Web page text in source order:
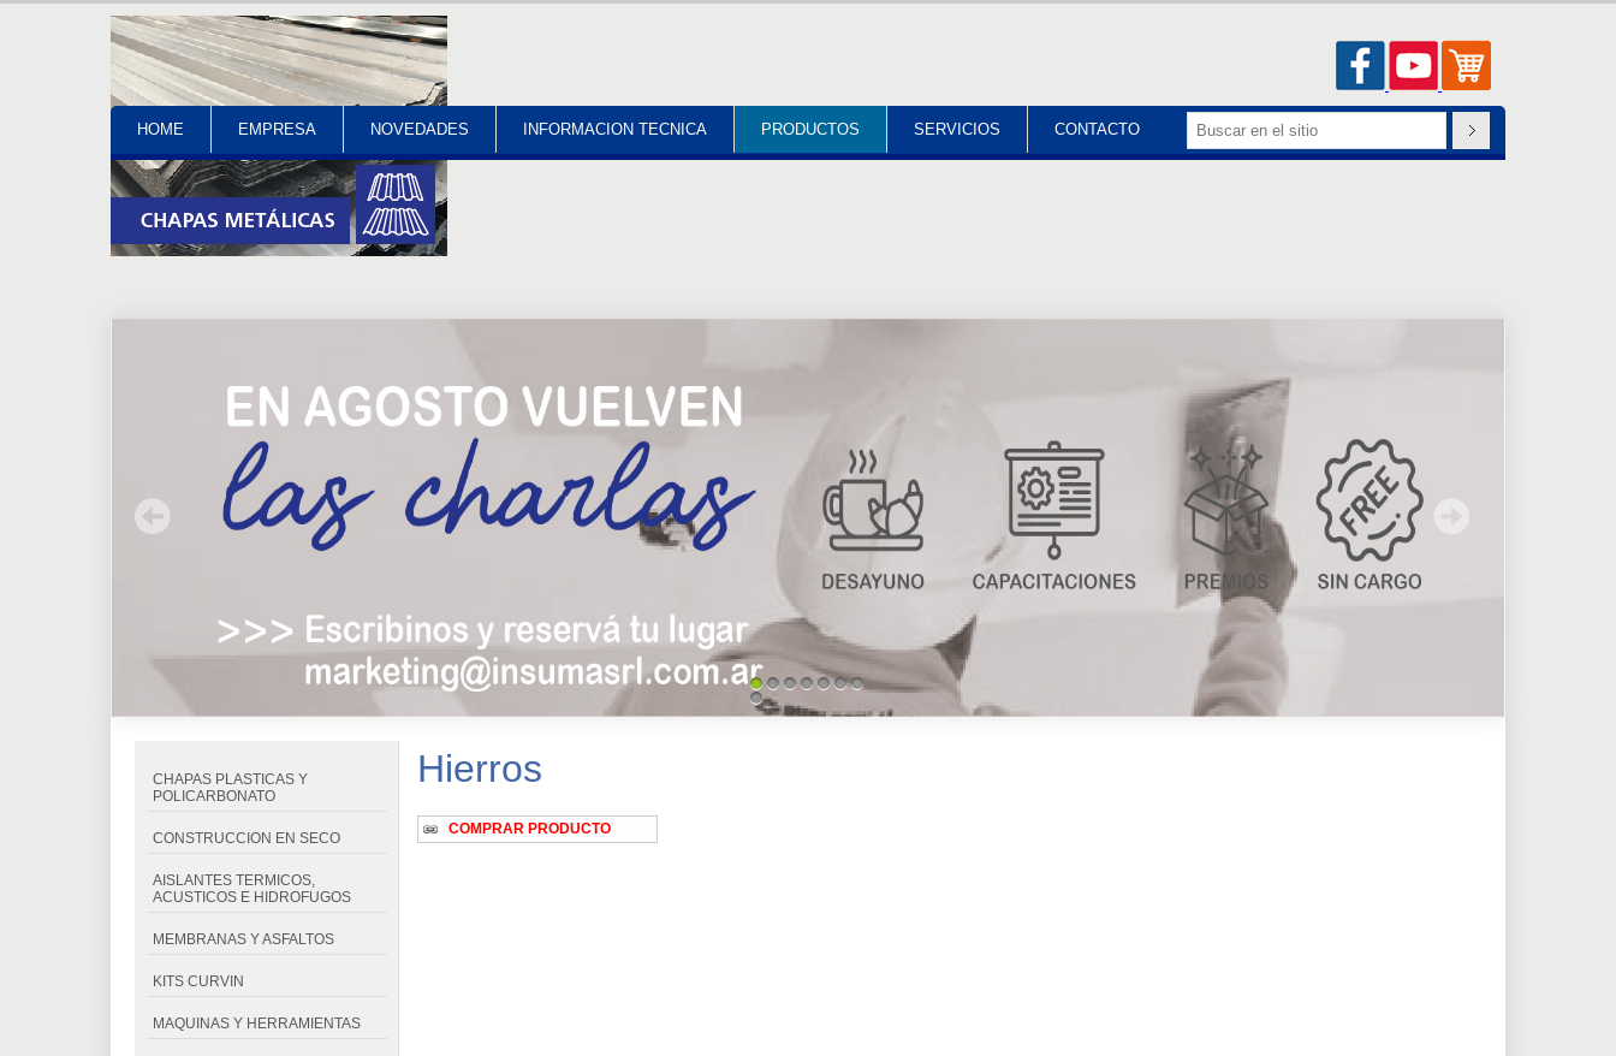
HOME EMPRESA NOVEDADES INFORMACION TECNICA PRODUCTOS SERVICIOS CONTACTO
1 2
8
Hierros
COMPRAR PRODUCTO
CHAPAS PLASTICAS Y
POLICARBONATO
CONSTRUCCION EN SECO
AISLANTES TERMICOS,
ACUSTICOS E HIDROFUGOS
MEMBRANAS Y ASFALTOS
KITS CURVIN
MAQUINAS Y HERRAMIENTAS